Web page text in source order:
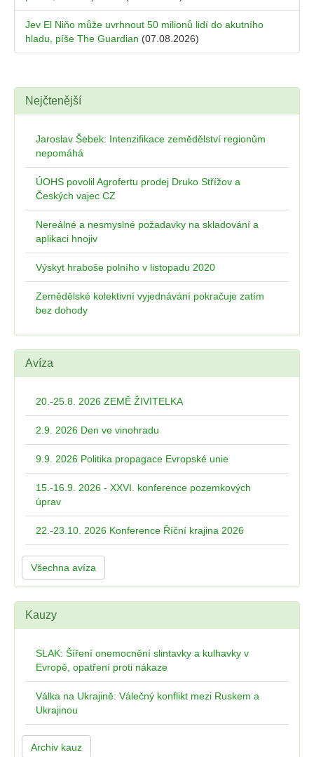
Jev El Niňo může uvrhnout 50 milionů lidí do akutního
hladu, píše The Guardian (07.08.2026)
Nejčtenější
Jaroslav Šebek: Intenzifikace zemědělství regionům
nepomáhá
ÚOHS povolil Agrofertu prodej Druko Střížov a
Českých vajec CZ
Nereálné a nesmyslné požadavky na skladování a
aplikaci hnojiv
Výskyt hraboše polního v listopadu 2020
Zemědělské kolektivní vyjednávání pokračuje zatím
bez dohody
Avíza
20.-25.8. 2026 ZEMĚ ŽIVITELKA
2.9. 2026 Den ve vinohradu
9.9. 2026 Politika propagace Evropské unie
15.-16.9. 2026 - XXVI. konference pozemkových
úprav
22.-23.10. 2026 Konference Říční krajina 2026
Všechna avíza
Kauzy
SLAK: Šíření onemocnění slintavky a kulhavky v
Evropě, opatření proti nákaze
Válka na Ukrajině: Válečný konflikt mezi Ruskem a
Ukrajinou
Archiv kauz